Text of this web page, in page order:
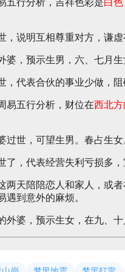
五行分析，吉祥色彩是白色
，说明互相尊重对方，谦虚
婆，预示生男，六、七月生
，代表合伙的事业少做，阻
易五行分析，财位在西北方
过世，可望生男。春占生女
了，代表经营失利亏损多，
两天陪陪恋人和家人，或
遇到意外的麻烦。
外婆，预示生女，在九、十